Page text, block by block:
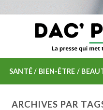
SANTÉ / BIEN-ÊTRE /
ARCHIVES PAR